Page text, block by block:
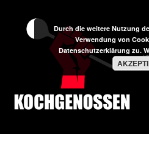
Durch die weitere Nutzung
Verwendung von
Datenschutzerklärung zu.